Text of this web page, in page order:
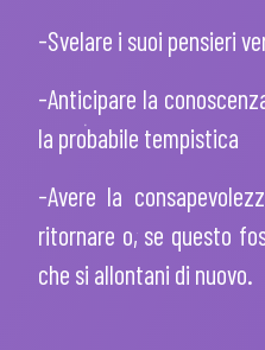
-Svelare i suoi pensieri
-Anticipare la
la probabile tempistica
-Avere la
ritornare o, se questo
che si allontani di nuovo.